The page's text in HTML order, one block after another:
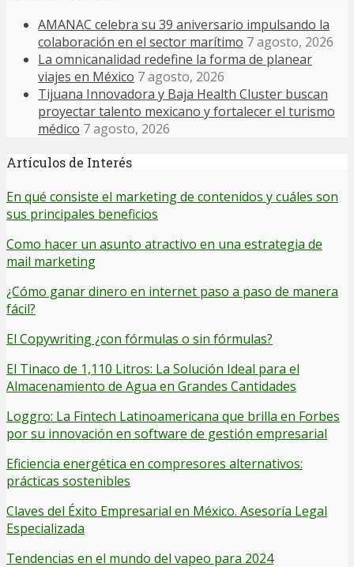
AMANAC celebra su 39 aniversario impulsando la
colaboración en el sector marítimo 7 agosto, 2026
La omnicanalidad redefine la forma de planear
viajes en México 7 agosto, 2026
Tijuana Innovadora y Baja Health Cluster buscan
proyectar talento mexicano y fortalecer el turismo
médico 7 agosto, 2026
Artículos de Interés
En qué consiste el marketing de contenidos y cuáles son
sus principales beneficios
Como hacer un asunto atractivo en una estrategia de
mail marketing
¿Cómo ganar dinero en internet paso a paso de manera
fácil?
El Copywriting ¿con fórmulas o sin fórmulas?
El Tinaco de 1,110 Litros: La Solución Ideal para el
Almacenamiento de Agua en Grandes Cantidades
Loggro: La Fintech Latinoamericana que brilla en Forbes
por su innovación en software de gestión empresarial
Eficiencia energética en compresores alternativos:
prácticas sostenibles
Claves del Éxito Empresarial en México. Asesoría Legal
Especializada
Tendencias en el mundo del vapeo para 2024